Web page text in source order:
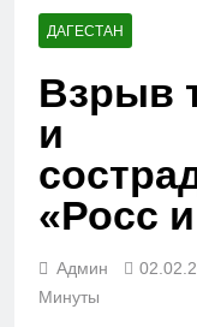
ДАГЕСТАН
Взрыв
и
«Росс
Админ
Минуты